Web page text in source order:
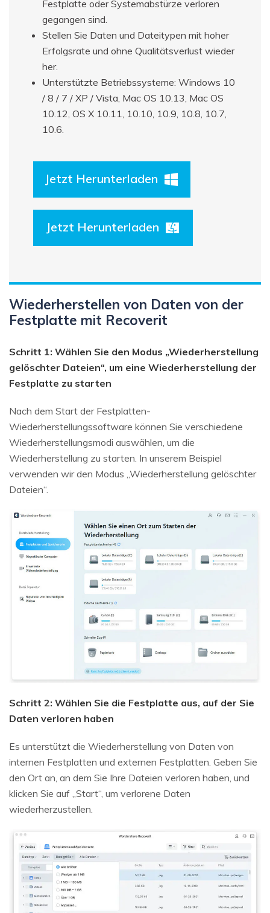
Festplatte oder Systemabstürze verloren
gegangen sind.
Stellen Sie Daten und Dateitypen mit hoher
Erfolgsrate und ohne Qualitätsverlust wieder
her.
Unterstützte Betriebssysteme: Windows 10
/ 8 / 7 / XP / Vista, Mac OS 10.13, Mac OS
10.12, OS X 10.11, 10.10, 10.9, 10.8, 10.7,
10.6.
Jetzt Herunterladen
Jetzt Herunterladen
Wiederherstellen von Daten von der
Festplatte mit Recoverit
Schritt 1: Wählen Sie den Modus „Wiederherstellung
gelöschter Dateien“, um eine Wiederherstellung der
Festplatte zu starten
Nach dem Start der Festplatten-
Wiederherstellungssoftware können Sie verschiedene
Wiederherstellungsmodi auswählen, um die
Wiederherstellung zu starten. In unserem Beispiel
verwenden wir den Modus „Wiederherstellung gelöschter
Dateien“.
Schritt 2: Wählen Sie die Festplatte aus, auf der Sie
Daten verloren haben
Es unterstützt die Wiederherstellung von Daten von
internen Festplatten und externen Festplatten. Geben Sie
den Ort an, an dem Sie Ihre Dateien verloren haben, und
klicken Sie auf „Start“, um verlorene Daten
wiederherzustellen.